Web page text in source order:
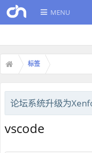
MENU
标签
论坛系统升级为
vscode